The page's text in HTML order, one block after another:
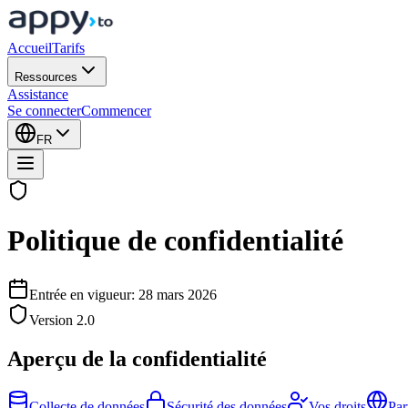
AccueilTarifs
Ressources
Assistance
Se connecterCommencer
FR
Politique de confidentialité
Entrée en vigueur: 28 mars 2026
Version 2.0
Aperçu de la confidentialité